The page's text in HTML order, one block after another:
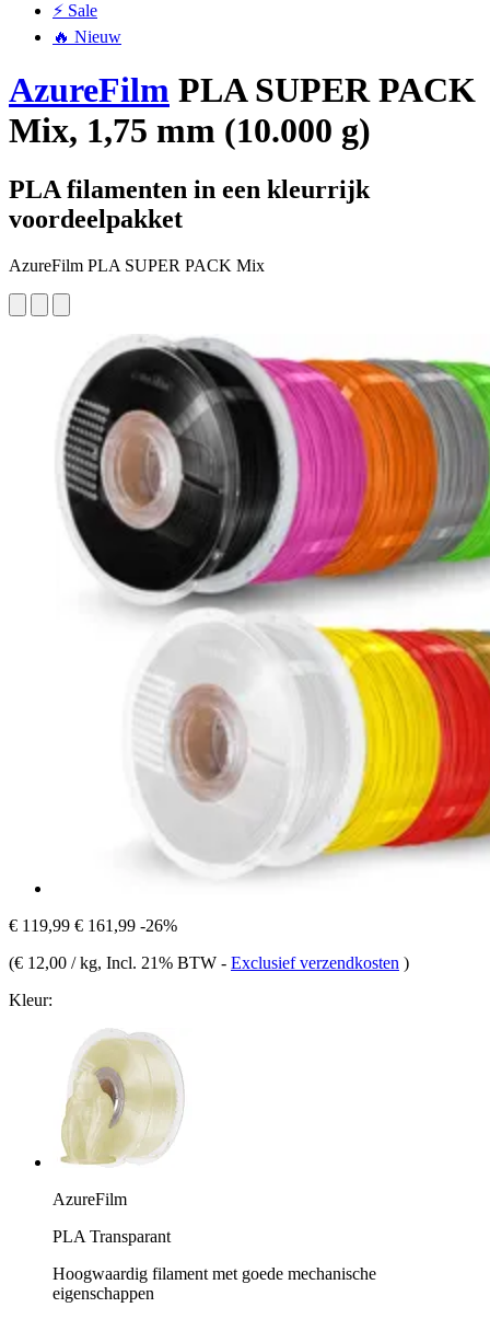
⚡ Sale
🔥 Nieuw
AzureFilm PLA SUPER PACK
Mix, 1,75 mm (10.000 g)
PLA filamenten in een kleurrijk
voordeelpakket
AzureFilm PLA SUPER PACK Mix
€ 119,99 € 161,99 -26%
(€ 12,00 / kg, Incl. 21% BTW - Exclusief verzendkosten )
Kleur:
AzureFilm
PLA Transparant
Hoogwaardig filament met goede mechanische
eigenschappen